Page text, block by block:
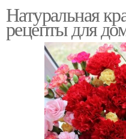
Натуральная
рецепты для